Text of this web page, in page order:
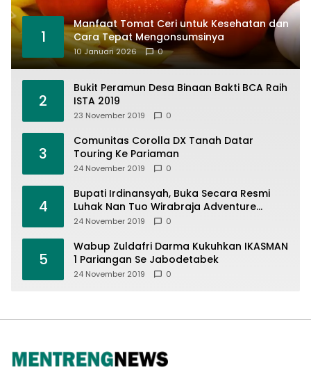
1
Manfaat Tomat Ceri untuk Kesehatan dan
Cara Tepat Mengonsumsinya
10 Januari 2026 0
2
Bukit Peramun Desa Binaan Bakti BCA Raih
ISTA 2019
23 November 2019 0
3
Comunitas Corolla DX Tanah Datar
Touring Ke Pariaman
24 November 2019 0
4
Bupati Irdinansyah, Buka Secara Resmi
Luhak Nan Tuo Wirabraja Adventure
Offroad 2019
24 November 2019 0
5
Wabup Zuldafri Darma Kukuhkan IKASMAN
1 Pariangan Se Jabodetabek
24 November 2019 0